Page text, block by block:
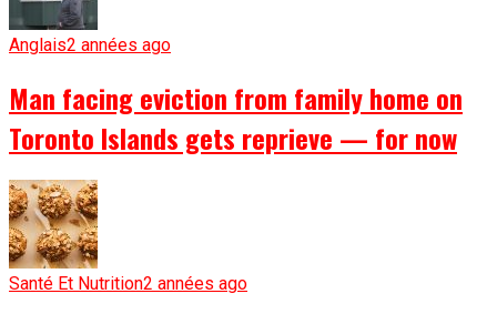
Anglais2 années ago
Man facing eviction from family home on
Toronto Islands gets reprieve — for now
Santé Et Nutrition2 années ago